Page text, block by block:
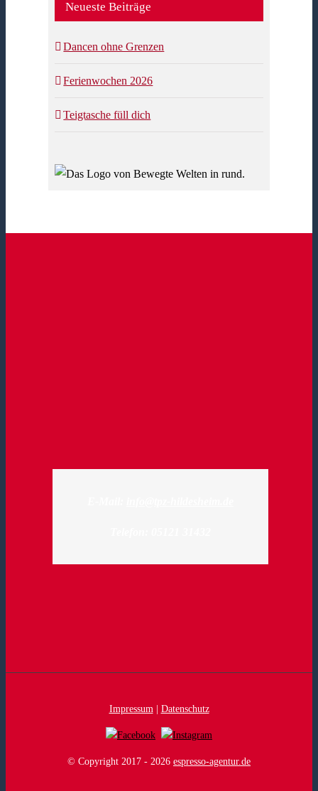
Neueste Beiträge
Dancen ohne Grenzen
Ferienwochen 2026
Teigtasche füll dich
Impressum | Datenschutz
© Copyright 2017 - 2026 espresso-agentur.de